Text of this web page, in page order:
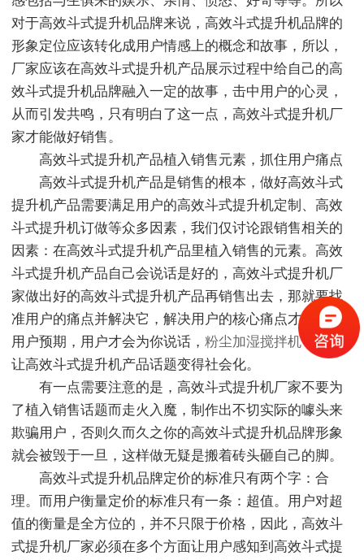
对于高效斗式提升机品牌来说，高效斗式提升机品牌的
形象定位应该转化成用户情感上的概念和故事，所以，
厂家应该在高效斗式提升机产品展示过程中给自己的高
效斗式提升机品牌融入一定的故事，击中用户的心灵，
从而引发共鸣，只有明白了这一点，高效斗式提升机厂
家才能做好销售。
高效斗式提升机产品植入销售元素，抓住用户痛点
高效斗式提升机产品是销售的根本，做好高效斗式
提升机产品需要满足用户的高效斗式提升机定制、高效
斗式提升机订做等众多因素，我们仅讨论跟销售相关的
因素：在高效斗式提升机产品里植入销售的元素。高效
斗式提升机产品自己会说话是好的，高效斗式提升机厂
家做出好的高效斗式提升机产品再销售出去，那就要找
准用户的痛点并解决它，解决用户的核心痛点才会超出
用户预期，用户才会为你说话， 粉尘加湿搅拌机，从而
让高效斗式提升机产品话题变得社会化。
有一点需要注意的是，高效斗式提升机厂家不要为
了植入销售话题而走火入魔，制作出不切实际的噱头来
欺骗用户，否则久而久之你的高效斗式提升机品牌形象
就会被毁于一旦，这样做无疑是搬着砖头砸自己的脚。
高效斗式提升机品牌定价的标准只有两个字：合
理。而用户衡量定价的标准只有一条：超值。用户对超
值的衡量是全方位的，并不只限于价格，因此，高效斗
式提升机厂家必须在多个方面让用户感知到高效斗式提